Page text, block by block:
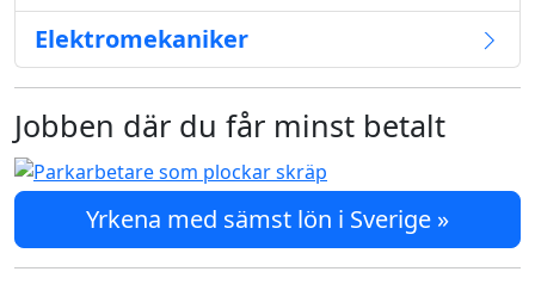
Elektromekaniker
Jobben där du får minst betalt
Yrkena med sämst lön i Sverige »